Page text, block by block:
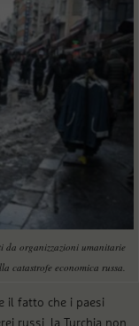
da organizzazioni umanitarie
catastrofe economica russa.
il fatto che i paesi
russi, la Turchia non